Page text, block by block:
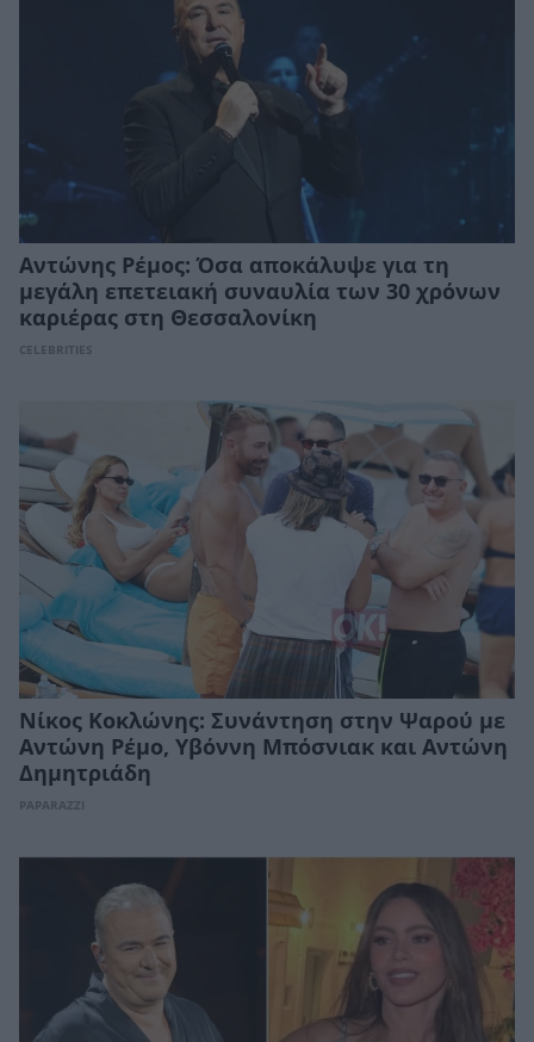
Αντώνης Ρέμος: Όσα αποκάλυψε για τη
μεγάλη επετειακή συναυλία των 30 χρόνων
καριέρας στη Θεσσαλονίκη
CELEBRITIES
Νίκος Κοκλώνης: Συνάντηση στην Ψαρού με
Αντώνη Ρέμο, Υβόννη Μπόσνιακ και Αντώνη
Δημητριάδη
PAPARAZZI